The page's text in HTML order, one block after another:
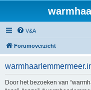
V&A
Forumoverzicht
Door het bezoeken van